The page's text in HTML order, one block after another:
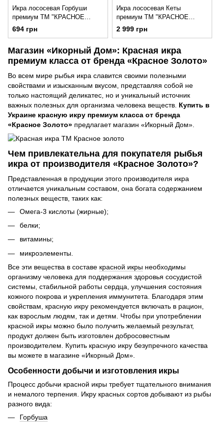
Икра лососевая Горбуши
премиум ТМ "КРАСНОЕ
ЗОЛОТО" 100г в стекле
694 грн
Икра лососевая Кеты
премиум ТМ "КРАСНОЕ
ЗОЛОТО" 310г
2 999 грн
Магазин «Икорный Дом»: Красная икра
премиум класса от бренда «Красное Золото»
Во всем мире рыбья икра славится своими полезными
свойствами и изысканным вкусом, представляя собой не
только настоящий деликатес, но и уникальный источник
важных полезных для организма человека веществ. Купить в
Украине красную икру премиум класса от бренда
«Красное Золото» предлагает магазин «Икорный Дом».
Чем привлекательна для покупателя рыбья
икра от производителя «Красное Золото»?
Представленная в продукции этого производителя икра
отличается уникальным составом, она богата содержанием
полезных веществ, таких как:
Омега-3 кислоты (жирные);
белки;
витамины;
микроэлементы.
Все эти вещества в составе красной икры необходимы
организму человека для поддержания здоровья сосудистой
системы, стабильной работы сердца, улучшения состояния
кожного покрова и укрепления иммунитета. Благодаря этим
свойствам, красную икру рекомендуется включать в рацион,
как взрослым людям, так и детям. Чтобы при употреблении
красной икры можно было получить желаемый результат,
продукт должен быть изготовлен добросовестным
производителем. Купить красную икру безупречного качества
вы можете в магазине «Икорный Дом».
Особенности добычи и изготовления икры
Процесс добычи красной икры требует тщательного внимания
и немалого терпения. Икру красных сортов добывают из рыбы
разного вида:
Горбуша